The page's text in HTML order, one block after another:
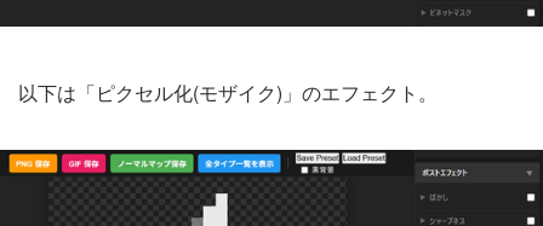
以下は「ピクセル化(モザイク)」のエフェクト。